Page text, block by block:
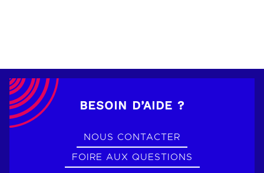
BESOIN D’AIDE ?
NOUS CONTACTER
FOIRE AUX QUESTIONS